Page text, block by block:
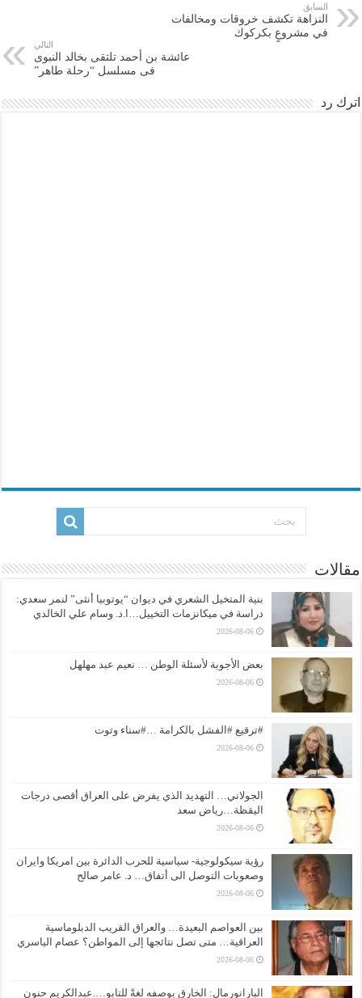
السابق
النزاهة تكشف خروقات ومخالفات
في مشروعٍ بكركوك
التالي
عائشة بن أحمد تلتقى بخالد النبوى
فى مسلسل “رحلة طاهر”
اترك رد
مقالات
بنية المتخيل الشعري في ديوان “يوتوبيا أنثى” لنمر سعدي:
دراسة في ميكانزمات التخييل…ا.د. وسام علي الخالدي
2026-08-06
بعض الأجوبة لأسئلة الوطن … نعيم عبد مهلهل
2026-08-06
#ترقيع #الفشل بالكرامة …#سناء وتوت
2026-08-06
الجولاني… التهديد الذي يفرض على العراق أقصى درجات
اليقظة…رياض سعد
2026-08-06
رؤية سيكولوجية- سياسية للحرب الدائرة بين امريكا وايران
وصعوبات التوصل الى أتفاق… د. عامر صالح
2026-08-06
بين العواصم البعيدة… والعراق القريب الدبلوماسية
العراقية… متى تصل نتائجها إلى المواطن؟ عصام الياسري
2026-08-06
البارانورمال: الخارق بوصفه لغةً للتابو….عبدالكريم حنون